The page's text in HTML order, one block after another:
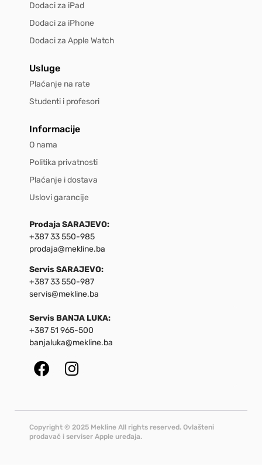
Dodaci za iPad
Dodaci za iPhone
Dodaci za Apple Watch
Usluge
Plaćanje na rate
Studenti i profesori
Informacije
O nama
Politika privatnosti
Plaćanje i dostava
Uslovi garancije
Prodaja SARAJEVO:
+387 33 550-985
prodaja@mekline.ba
Servis SARAJEVO:
+387 33 550-987
servis@mekline.ba
Servis BANJA LUKA:
+387 51 965-500
banjaluka@mekline.ba
Copyright © 2025 Mekline All rights reserved. Ovlašteni
prodavač i serviser Apple uređaja.